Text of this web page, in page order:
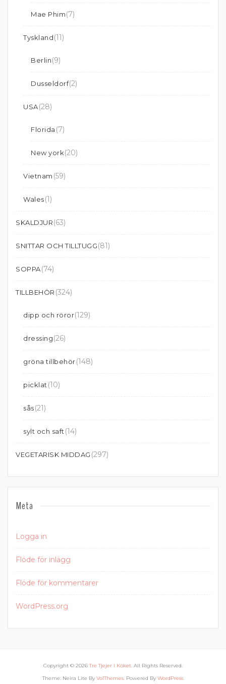
Mae Phim(7)
Tyskland(11)
Berlin(9)
Dusseldorf(2)
USA(28)
Florida (7)
New york(20)
Vietnam (59)
Wales(1)
SKALDJUR(63)
SNITTAR OCH TILLTUGG(81)
SOPPA(74)
TILLBEHÖR (324)
dipp och röror(129)
dressing(26)
gröna tillbehör(148)
picklat (10)
sås(21)
sylt och saft (14)
VEGETARISK MIDDAG (297)
Meta
Logga in
Flöde för inlägg
Flöde för kommentarer
WordPress.org
Copyright © 2026Tre Tjejer I Köket. All Rights Reserved.
Theme: Neira Lite By VolThemes. Powered By WordPress.